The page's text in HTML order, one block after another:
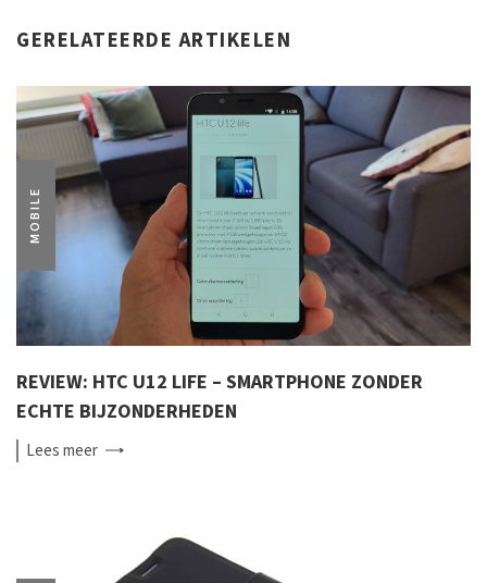
GERELATEERDE ARTIKELEN
MOBILE
REVIEW: HTC U12 LIFE – SMARTPHONE ZONDER
ECHTE BIJZONDERHEDEN
Leesmeer